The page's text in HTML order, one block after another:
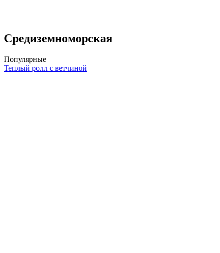
Средиземноморская
Популярные
Теплый ролл с ветчиной